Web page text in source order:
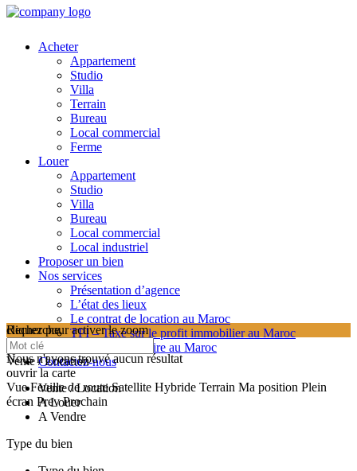
Acheter
Appartement
Studio
Villa
Terrain
Bureau
Local commercial
Ferme
Louer
Appartement
Studio
Villa
Bureau
Local commercial
Local industriel
Proposer un bien
Nos services
Présentation d’agence
L’état des lieux
Le contrat de location au Maroc
TPI – Taxe sur le profit immobilier au Maroc
Les frais de notaire au Maroc
Contactez-nous
cliquez pour activer le zoom
searching...
Nous n'avons trouvé aucun résultat
ouvrir la carte
Vue Feuille de route Satellite Hybride Terrain Ma position Plein
écran Prev Prochain
Recherche
Vente / Location
Vente / Location
A Louer
A Vendre
Type du bien